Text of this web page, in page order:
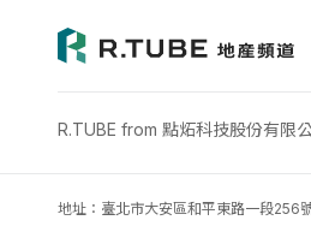
R.TUBE from 點炻科技股份有
地址：臺北市大安區和平東路一段256